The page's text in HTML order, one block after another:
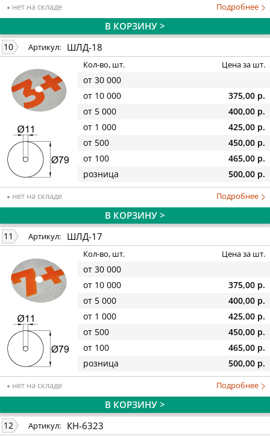
нет на складе Подробнее
В КОРЗИНУ >
10 Артикул: ШЛД-18
Кол-во, шт. Цена за шт.
от 30 000
от 10 000
375,00 р.
от 5 000
400,00 р.
от 1 000
425,00 р.
от 500
450,00 р.
от 100
465,00 р.
розница
500,00 р.
нет на складе Подробнее
В КОРЗИНУ >
11 Артикул: ШЛД-17
Кол-во, шт. Цена за шт.
от 30 000
от 10 000
375,00 р.
от 5 000
400,00 р.
от 1 000
425,00 р.
от 500
450,00 р.
от 100
465,00 р.
розница
500,00 р.
нет на складе Подробнее
В КОРЗИНУ >
12 Артикул: КН-6323